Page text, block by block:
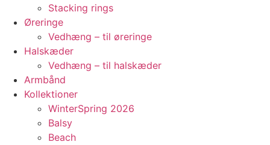
Stacking rings
Øreringe
Vedhæng – til øreringe
Halskæder
Vedhæng – til halskæder
Armbånd
Kollektioner
WinterSpring 2026
Balsy
Beach